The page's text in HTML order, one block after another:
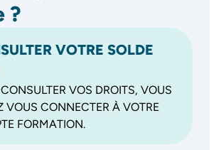
?
VOTRE SOLDE
VOS DROITS, VOUS
VOUS CONNECTER À VOTRE
FORMATION.